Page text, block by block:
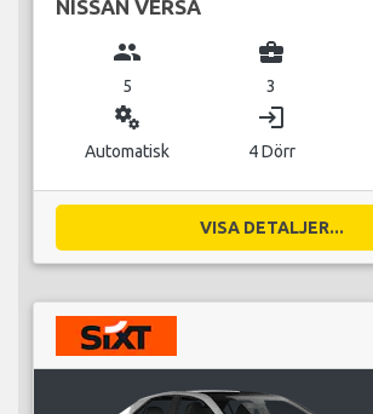
NISSAN VERSA
group
5
business_center
3
miscellaneous_services
Automatisk
login
4 Dörr
VISA DETALJER...